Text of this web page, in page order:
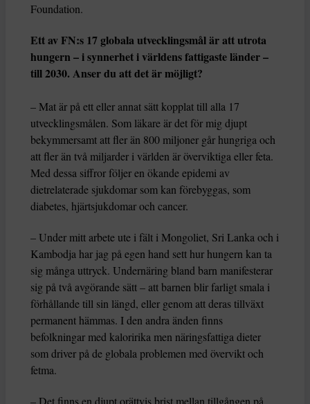
Foundation.
Ett av FN:s 17 globala utvecklingsmål är att utrota
hungern – i synnerhet i världens fattigaste länder –
till 2030. Anser du att det är möjligt?
– Mat är på ett eller annat sätt kopplat till alla 17
utvecklingsmålen. Som läkare är det för mig djupt
bekymmersamt att fler än 800 miljoner går hungriga och
att fler än två miljarder i världen är överviktiga eller feta.
Med dessa siffror följer en ökande epidemi av
dietrelaterade sjukdomar som kan förebyggas, som
diabetes, hjärtsjukdomar och cancer.
– Under mitt arbete ute i fält i Mongoliet, Sri Lanka och i
Kambodja har jag på egen hand sett hur hungern kan ta
sig många uttryck. Undernäring bland barn manifesterar
sig på två avgörande sätt – att barnen blir farligt smala i
förhållande till sin längd, eller genom att deras tillväxt
permanent hämmas. I den andra änden finns
befolkningar med kaloririka men näringsfattiga dieter
som driver på de globala problemen med övervikt och
fetma.
– Det finns en djupt orättvis brist mellan tillgången på